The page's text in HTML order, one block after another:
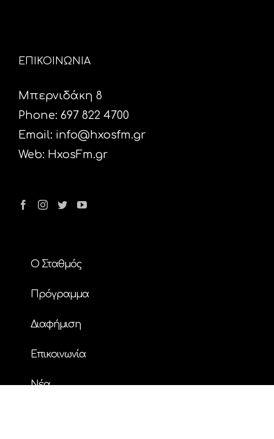
ΕΠΙΚΟΙΝΩΝΙΑ
Μπερνιδάκη 8
Phone: 697 822 4700
Email: info@hxosfm.gr
Web: HxosFm.gr
Ο Σταθμός
Πρόγραμμα
Διαφήμιση
Επικοινωνία
Nέα